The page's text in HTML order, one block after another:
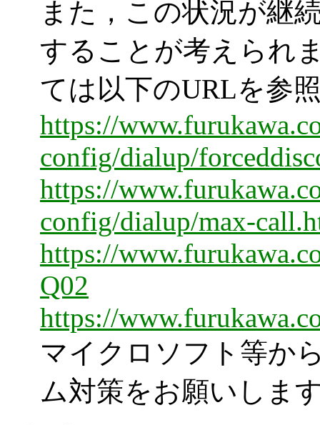
また，この状況が継
することが考えられ
ては以下のURLを参
https://
config/dialup/
https://
config/dialup/max-
https://
Q02
https://
マイクロソフト等か
ム対策をお願いしま